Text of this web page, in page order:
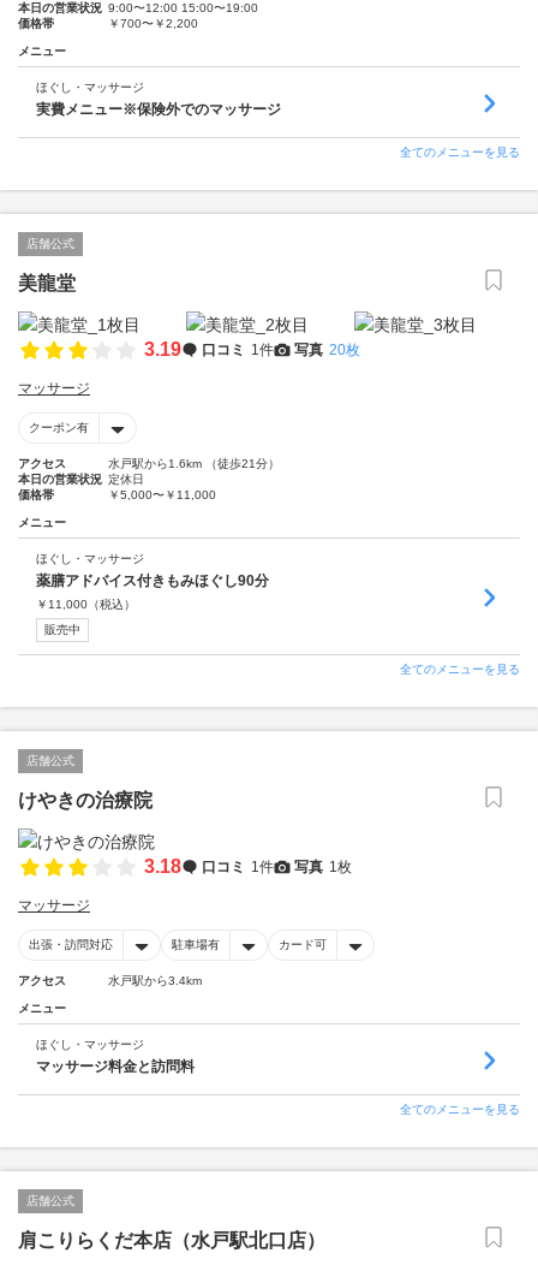
本日の営業状況 9:00〜12:00 15:00〜19:00
価格帯
￥700〜￥2,200
メニュー
ほぐし・マッサージ
実費メニュー※保険外でのマッサージ
全てのメニューを見る
店舗公式
美龍堂
3.19 口コミ 1件 写真 20枚
マッサージ
クーポン有
アクセス
水戸駅から1.6km （徒歩21分）
本日の営業状況 定休日
価格帯
￥5,000〜￥11,000
メニュー
ほぐし・マッサージ
薬膳アドバイス付きもみほぐし90分
￥ 11,000 （税込）
販売中
全てのメニューを見る
店舗公式
けやきの治療院
3.18 口コミ 1件 写真 1枚
マッサージ
出張・訪問対応 駐車場有 カード可
アクセス 水戸駅から3.4km
メニュー
ほぐし・マッサージ
マッサージ料金と訪問料
全てのメニューを見る
店舗公式
肩こりらくだ本店（水戸駅北口店）